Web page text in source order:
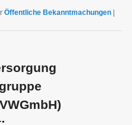
Öffentliche Bekanntmachungen |